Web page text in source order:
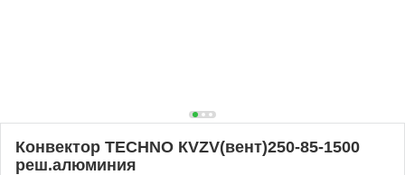
Конвектор TECHNO КVZV(вент)250-85-1500
реш.алюминия